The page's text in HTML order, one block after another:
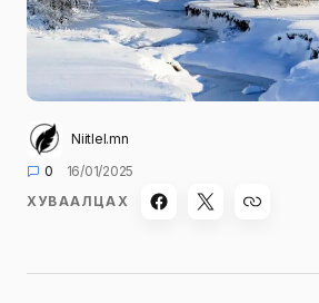
Niitlel.mn
0
16/01/2025
ХУВААЛЦАХ